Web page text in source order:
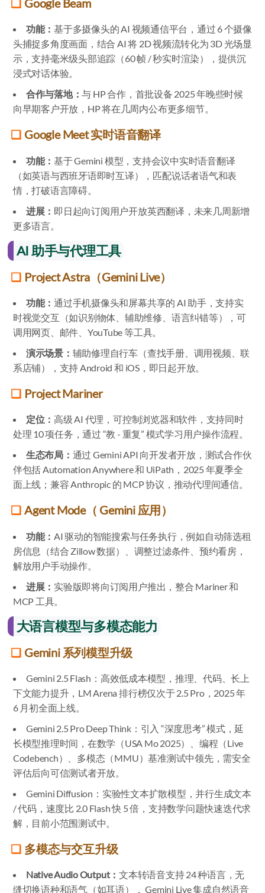
Google Beam
功能：基于多摄像头的 AI 视频通信平台，通过 6 个摄像
头捕捉多角度画面，结合 AI 将 2D 视频流转化为 3D 光场显
示，支持毫米级头部追踪（60 帧 / 秒实时渲染），提供沉
浸式对话体验。
合作与落地：与 HP 合作，首批设备 2025 年晚些时候
向早期客户开放，HP 将在几周内公布更多细节。
Google Meet 实时语音翻译
功能：基于 Gemini 模型，支持会议中实时语音翻译
（如英语与西班牙语即时互译），匹配说话者语气和表
情，打破语言障碍。
进展： 即日起向订阅用户开放英西翻译，未来几周新增
更多语言。
AI 助手与代理工具
Project Astra（Gemini Live）
功能：通过手机摄像头和屏幕共享的 AI 助手，支持实
时视觉交互（如识别物体、辅助维修、语言纠错等），可
调用网页、邮件、YouTube 等工具。
演示场景： 辅助修理自行车（查找手册、调用视频、联
系店铺），支持 Android 和 iOS，即日起开放。
Project Mariner
定位：高级 AI 代理，可控制浏览器和软件，支持同时
处理 10 项任务，通过 “教 - 重复” 模式学习用户操作流程。
生态布局： 通过 Gemini API 向开发者开放，测试合作伙
伴包括 Automation Anywhere 和 UiPath，2025 年夏季全
面上线；兼容 Anthropic 的 MCP 协议，推动代理间通信。
Agent Mode（ Gemini 应用）
功能： AI 驱动的智能搜索与任务执行，例如自动筛选租
房信息（结合 Zillow 数据）、调整过滤条件、预约看房，
解放用户手动操作。
进展： 实验版即将向订阅用户推出，整合 Mariner 和
MCP 工具。
大语言模型与多模态能力
Gemini 系列模型升级
Gemini 2.5 Flash：高效低成本模型，推理、代码、长上
下文能力提升，LM Arena 排行榜仅次于 2.5 Pro，2025 年
6 月初全面上线。
Gemini 2.5 Pro Deep Think：引入 “深度思考” 模式，延
长模型推理时间，在数学（USA Mo 2025）、编程（Live
Codebench）、多模态（MMU）基准测试中领先，需安全
评估后向可信测试者开放。
Gemini Diffusion：实验性文本扩散模型，并行生成文本
/ 代码，速度比 2.0 Flash 快 5 倍，支持数学问题快速迭代求
解，目前小范围测试中。
多模态与交互升级
Native Audio Output：文本转语音支持 24 种语言，无
缝切换语种和语气（如耳语）， Gemini Live 集成自然语音